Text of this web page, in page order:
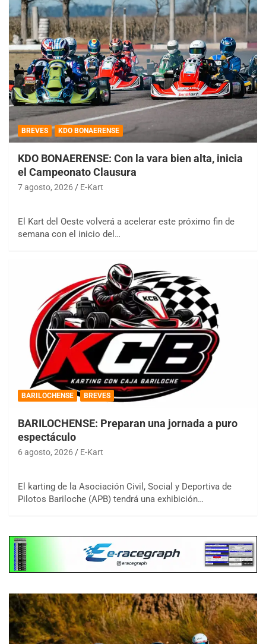
BREVES KDO BONAERENSE
KDO BONAERENSE: Con la vara bien alta, inicia
el Campeonato Clausura
7 agosto, 2026 E-Kart
El Kart del Oeste volverá a acelerar este próximo fin de
semana con el inicio del…
BARILOCHENSE BREVES
BARILOCHENSE: Preparan una jornada a puro
espectáculo
6 agosto, 2026 E-Kart
El karting de la Asociación Civil, Social y Deportiva de
Pilotos Bariloche (APB) tendrá una exhibición…